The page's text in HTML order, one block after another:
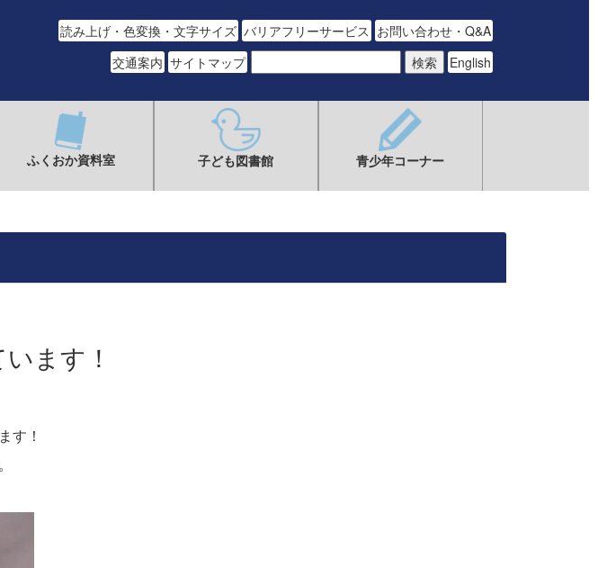
読み上げ・色変換・文字サイズ バリアフリーサービス お問い合わせ・Q&A
交通案内 サイトマップ English
ふくおか資料室 子ども図書館 青少年コーナー
ます！
す！